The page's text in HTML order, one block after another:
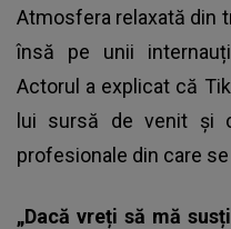
Atmosfera relaxată din
însă pe unii
Actorul a explicat că
lui sursă de venit și
profesionale din care
„Dacă vreți să mă